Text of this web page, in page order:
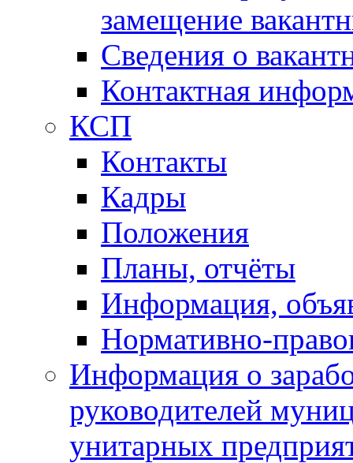
замещение
Сведения о
Контактная
КСП
Контакты
Кадры
Положения
Планы, отчёты
Информация,
Нормативно-
Информация о
руководителей
унитарных